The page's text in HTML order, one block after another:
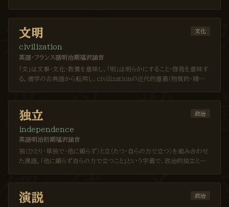
文明 文化
civilization
英語・フランス語明治期福沢諭吉
「文」は文事・文化・教養を意味し、「明」は明らかにすること・啓発を意味す
る。儒学の古典語から転用し、civilizationの近代的意義（物質的・精神
独立 政治
independence
英語明治初期福沢諭吉
独（ひとり・単独で・他に頼らず）と立（たつ・自らの力で立つ）を組み合わせ
た漢語。「他に頼らず自らの力で立つこと」という字義で、政治的独立と個
演説 政治